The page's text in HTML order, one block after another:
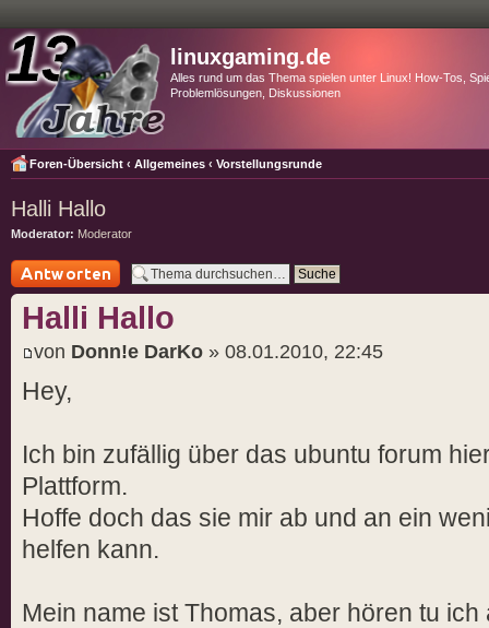
linuxgaming.de
Alles rund um das Thema spielen unter Linux! How-Tos,
Problemlösungen, Diskussionen
Foren-Übersicht ‹ Allgemeines ‹ Vorstellungsrunde
Halli Hallo
Moderator: Moderator
Antwort schreiben
Halli Hallo
von Donn!e DarKo » 08.01.2010, 22:45
Hey,
Ich bin zufällig über das ubuntu forum
Plattform.
Hoffe doch das sie mir ab und an ein
helfen kann.
Mein name ist Thomas, aber hören tu